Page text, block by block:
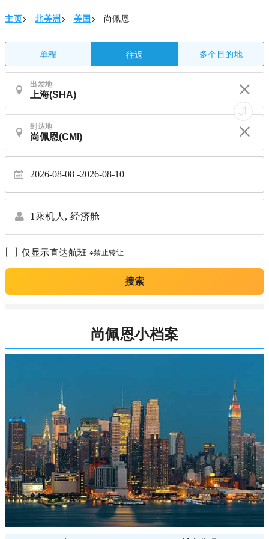
主页> 北美洲> 美国> 尚佩恩
单程 往返 多个目的地
出发地
到达地
2026-08-08 2026-08-10
1乘机人, 经济舱
仅显示直达航班 ※禁止转让
搜索
尚佩恩小档案